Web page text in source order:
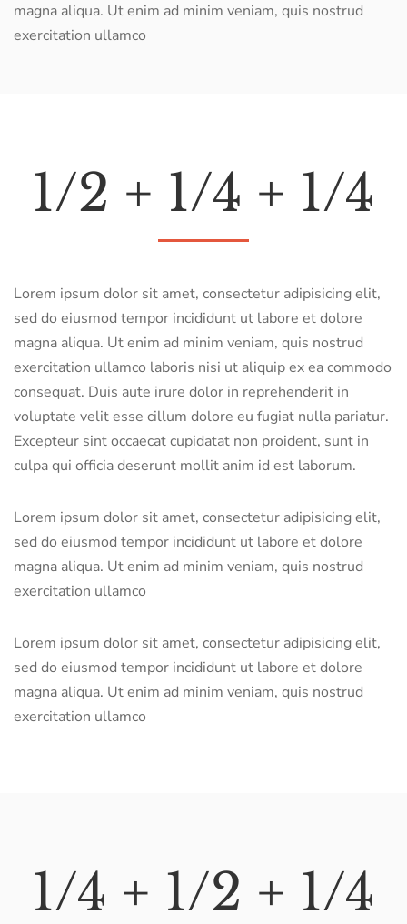
magna aliqua. Ut enim ad minim veniam, quis nostrud
exercitation ullamco
1/2 + 1/4 + 1/4
Lorem ipsum dolor sit amet, consectetur adipisicing elit,
sed do eiusmod tempor incididunt ut labore et dolore
magna aliqua. Ut enim ad minim veniam, quis nostrud
exercitation ullamco laboris nisi ut aliquip ex ea commodo
consequat. Duis aute irure dolor in reprehenderit in
voluptate velit esse cillum dolore eu fugiat nulla pariatur.
Excepteur sint occaecat cupidatat non proident, sunt in
culpa qui officia deserunt mollit anim id est laborum.
Lorem ipsum dolor sit amet, consectetur adipisicing elit,
sed do eiusmod tempor incididunt ut labore et dolore
magna aliqua. Ut enim ad minim veniam, quis nostrud
exercitation ullamco
Lorem ipsum dolor sit amet, consectetur adipisicing elit,
sed do eiusmod tempor incididunt ut labore et dolore
magna aliqua. Ut enim ad minim veniam, quis nostrud
exercitation ullamco
1/4 + 1/2 + 1/4